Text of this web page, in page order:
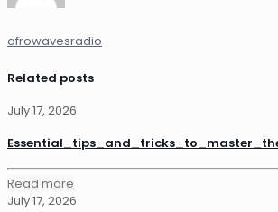
afrowavesradio
Related posts
July 17, 2026
Read more
July 17, 2026